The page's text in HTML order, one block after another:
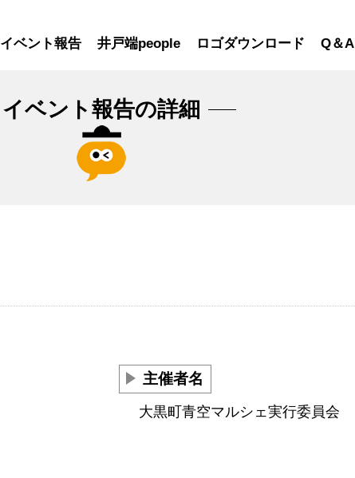
イベント報告 井戸端people ロゴダウンロード Q＆A
イベント報告の詳細
主催者名
大黒町青空マルシェ実行委員会